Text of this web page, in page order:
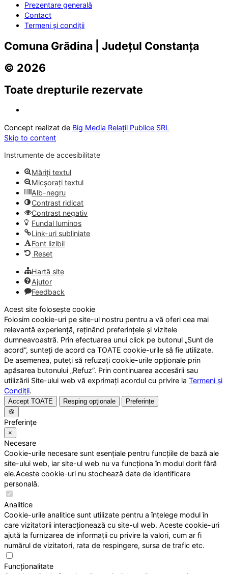
Prezentare generală
Contact
Termeni și condiții
Comuna Grădina | Județul Constanța
© 2026
Toate drepturile rezervate
Concept realizat de Big Media Relații Publice SRL
Skip to content
Instrumente de accesibilitate
Măriți textul
Micșorați textul
Alb-negru
Contrast ridicat
Contrast negativ
Fundal luminos
Link-uri subliniate
Font lizibil
Reset
Hartă site
Ajutor
Feedback
Acest site folosește cookie
Folosim cookie-uri pe site-ul nostru pentru a vă oferi cea mai
relevantă experiență, reținând preferințele și vizitele
dumneavoastră. Prin efectuarea unui click pe butonul „Sunt de
acord”, sunteți de acord ca TOATE cookie-urile să fie utilizate.
De asemenea, puteți să refuzați cookie-urile opționale prin
apăsarea butonului „Refuz”. Prin continuarea accesării sau
utilizării Site-ului web vă exprimați acordul cu privire la Termeni și
Condiții.
Accept TOATE Resping opționale
Preferințe
🍪
Preferințe
×
Necesare
Cookie-urile necesare sunt esențiale pentru funcțiile de bază ale
site-ului web, iar site-ul web nu va funcționa în modul dorit fără
ele.Aceste cookie-uri nu stochează date de identificare
personală.
Analitice
Cookie-urile analitice sunt utilizate pentru a înțelege modul în
care vizitatorii interacționează cu site-ul web. Aceste cookie-uri
ajută la furnizarea de informații cu privire la valori, cum ar fi
numărul de vizitatori, rata de respingere, sursa de trafic etc.
Funcționalitate